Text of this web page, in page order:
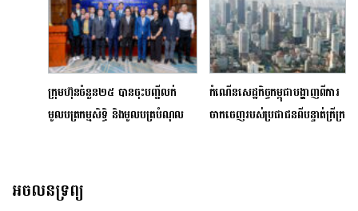
ក្រុមហ៊ុនចំនួន២៥ បានចុះបញ្ជីលក់
មូលបត្រកម្មសិទ្ធិ និងមូលបត្របំណុល
កំណើនសេដ្ឋកិច្ចកម្ពុជាបង្ហាញពីការ
ចាកចេញរបស់ប្រជាជនពីបន្ទាត់ក្រីក្រ
អចលនទ្រព្យ